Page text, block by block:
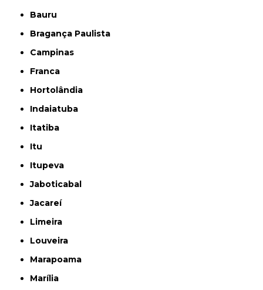
Bauru
Bragança Paulista
Campinas
Franca
Hortolândia
Indaiatuba
Itatiba
Itu
Itupeva
Jaboticabal
Jacareí
Limeira
Louveira
Marapoama
Marília